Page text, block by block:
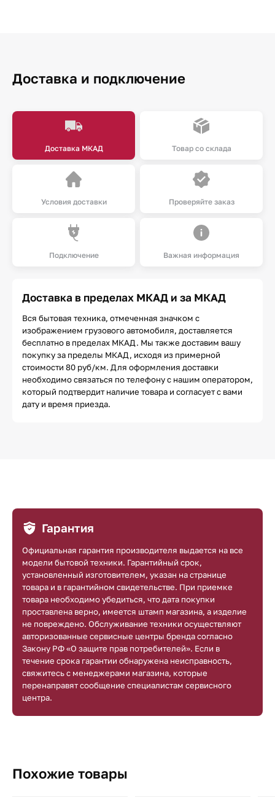
Доставка и подключение
Доставка МКАД Товар со склада
Условия доставки Проверяйте заказ
Подключение Важная информация
Доставка в пределах МКАД и за МКАД
Вся бытовая техника, отмеченная значком с
изображением грузового автомобиля, доставляется
бесплатно в пределах МКАД. Мы также доставим вашу
покупку за пределы МКАД, исходя из примерной
стоимости 80 руб/км. Для оформления доставки
необходимо связаться по телефону с нашим оператором,
который подтвердит наличие товара и согласует с вами
дату и время приезда.
Гарантия
Официальная гарантия производителя выдается на все
модели бытовой техники. Гарантийный срок,
установленный изготовителем, указан на странице
товара и в гарантийном свидетельстве. При приемке
товара необходимо убедиться, что дата покупки
проставлена верно, имеется штамп магазина, а изделие
не повреждено. Обслуживание техники осуществляют
авторизованные сервисные центры бренда согласно
Закону РФ «О защите прав потребителей». Если в
течение срока гарантии обнаружена неисправность,
свяжитесь с менеджерами магазина, которые
перенаправят сообщение специалистам сервисного
центра.
Похожие товары